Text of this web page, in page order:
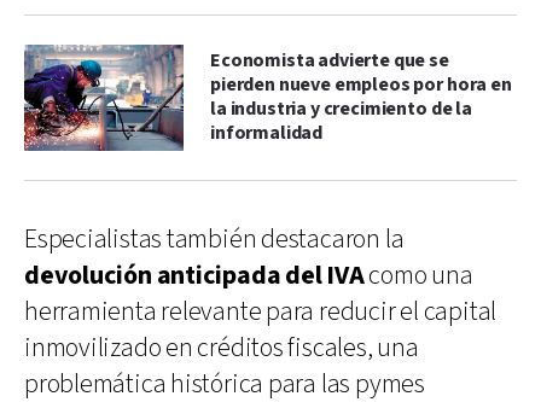
Economista advierte que se
pierden nueve empleos por hora en
la industria y crecimiento de la
informalidad
Especialistas también destacaron la
devolución anticipada del IVAcomo una
herramienta relevante para reducir el capital
inmovilizado en créditos fiscales, una
problemática histórica para las pymes